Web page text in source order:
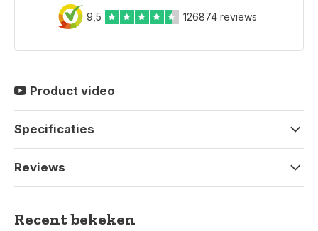
9,5 126874 reviews
Product video
Specificaties
Reviews
Recent bekeken